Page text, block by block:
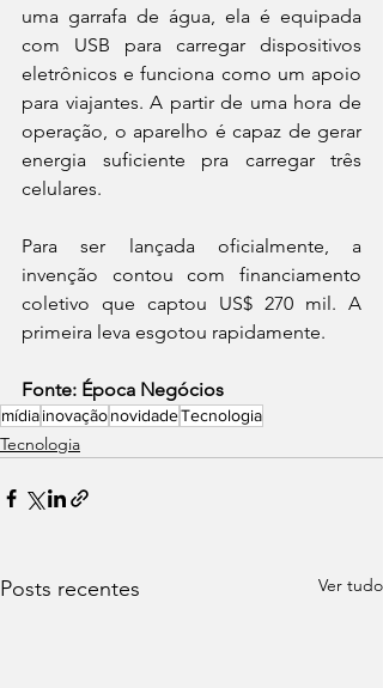
uma garrafa de água, ela é equipada
com USB para carregar dispositivos
eletrônicos e funciona como um apoio
para viajantes. A partir de uma hora de
operação, o aparelho é capaz de gerar
energia suficiente pra carregar três
celulares.
Para ser lançada oficialmente, a
invenção contou com financiamento
coletivo que captou US$ 270 mil. A
primeira leva esgotou rapidamente.
Fonte: Época Negócios
mídiainovaçãonovidadeTecnologia
Tecnologia
Posts recentes Ver tudo